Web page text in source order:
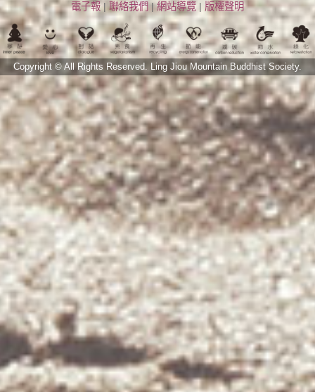
電子報|聯絡我們|網站導覽 | 版權聲明
Copyright © All Rights Reserved. Ling Jiou Mountain Buddhist Society.